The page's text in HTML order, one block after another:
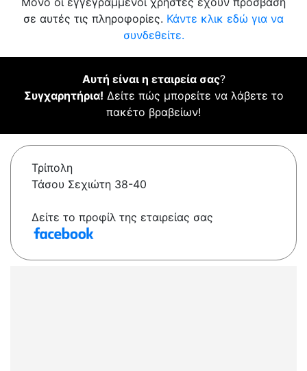
σε αυτές τις πληροφορίες. Κάντε κλικ εδώ για να
συνδεθείτε.
Αυτή είναι η εταιρεία σας?
Συγχαρητήρια! Δείτε πώς μπορείτε να λάβετε το
πακέτο βραβείων!
Τρίπολη
Τάσου Σεχιώτη 38-40
Δείτε το προφίλ της εταιρείας σας